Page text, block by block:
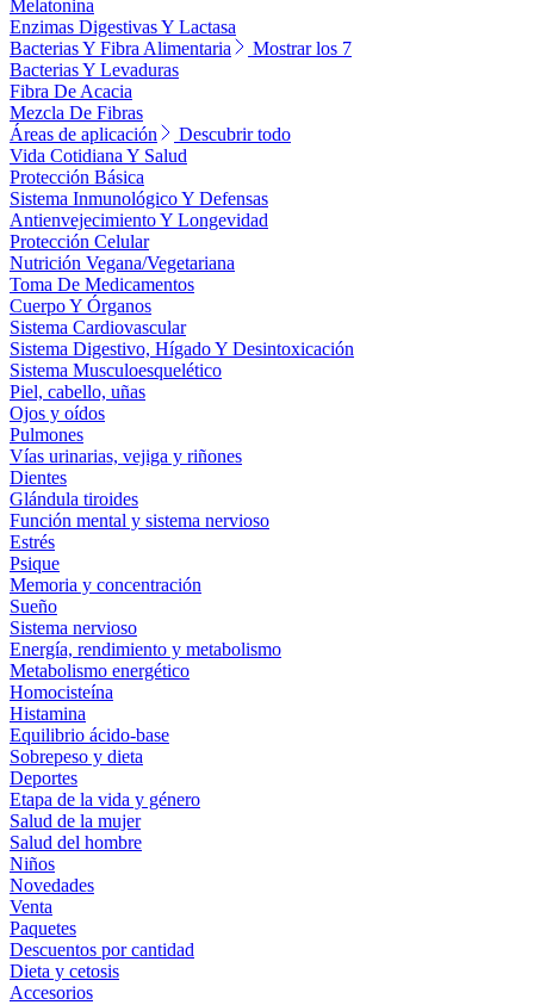
Melatonina
Enzimas Digestivas Y Lactasa
Bacterias Y Fibra Alimentaria
Mostrar los 7
Bacterias Y Levaduras
Fibra De Acacia
Mezcla De Fibras
Áreas de aplicación
Descubrir todo
Vida Cotidiana Y Salud
Protección Básica
Sistema Inmunológico Y Defensas
Antienvejecimiento Y Longevidad
Protección Celular
Nutrición Vegana/Vegetariana
Toma De Medicamentos
Cuerpo Y Órganos
Sistema Cardiovascular
Sistema Digestivo, Hígado Y Desintoxicación
Sistema Musculoesquelético
Piel, cabello, uñas
Ojos y oídos
Pulmones
Vías urinarias, vejiga y riñones
Dientes
Glándula tiroides
Función mental y sistema nervioso
Estrés
Psique
Memoria y concentración
Sueño
Sistema nervioso
Energía, rendimiento y metabolismo
Metabolismo energético
Homocisteína
Histamina
Equilibrio ácido-base
Sobrepeso y dieta
Deportes
Etapa de la vida y género
Salud de la mujer
Salud del hombre
Niños
Novedades
Venta
Paquetes
Descuentos por cantidad
Dieta y cetosis
Accesorios